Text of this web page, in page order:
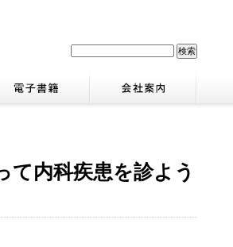
て内科疾患を診よう